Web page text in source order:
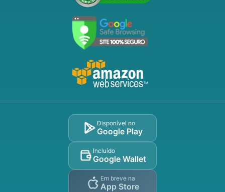
Disponível no
Google Play
Incluído
Google Wallet
Em breve na
App Store